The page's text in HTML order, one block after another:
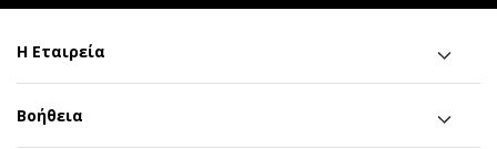
Η Εταιρεία
Βοήθεια